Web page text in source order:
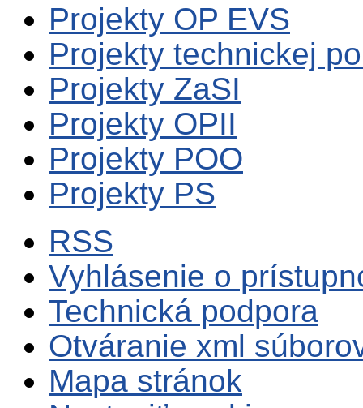
Projekty OP EVS
Projekty technickej
Projekty ZaSI
Projekty OPII
Projekty POO
Projekty PS
RSS
Vyhlásenie o
Technická podpora
Otváranie xml
Mapa stránok